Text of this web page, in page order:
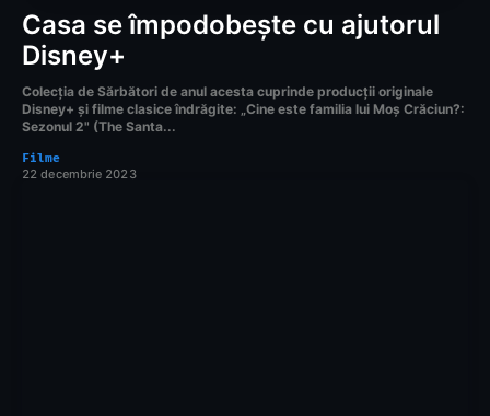
Casa se împodobește cu ajutorul
Disney+
Colecția de Sărbători de anul acesta cuprinde producții originale
Disney+ și filme clasice îndrăgite: „Cine este familia lui Moș Crăciun?:
Sezonul 2" (The Santa...
Filme
22 decembrie 2023